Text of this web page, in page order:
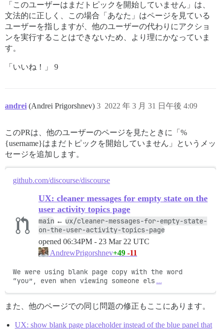
「このユーザーはまだトピックを開始していません」は、
文法的に正しく、この場合「あなた」はページを見ている
ユーザーを指しますが、他のユーザーの代わりにアクショ
ンを実行することはできないため、より理にかなっていま
す。
「いいね！」 9
andrei (Andrei Prigorshnev) 2022 年 3 月 31 日午後 4:09
3
このPRは、他のユーザーのページを見たときに「%
{username}はまだトピックを開始していません」というメッ
セージを追加します。
github.com/discourse/discourse
UX: cleaner messages for empty state on the
user activity topics page
main ← ux/cleaner-messages-for-empty-state-
on-the-user-activity-topics-page
opened 06:34PM - 23 Mar 22 UTC
AndrewPrigorshnev+49 -11
We were using blank page copy with the word
“you”, even when viewing someone els …
また、他のページでの同じ問題の修正もここにあります。
UX: show blank page placeholder instead of the blue panel that